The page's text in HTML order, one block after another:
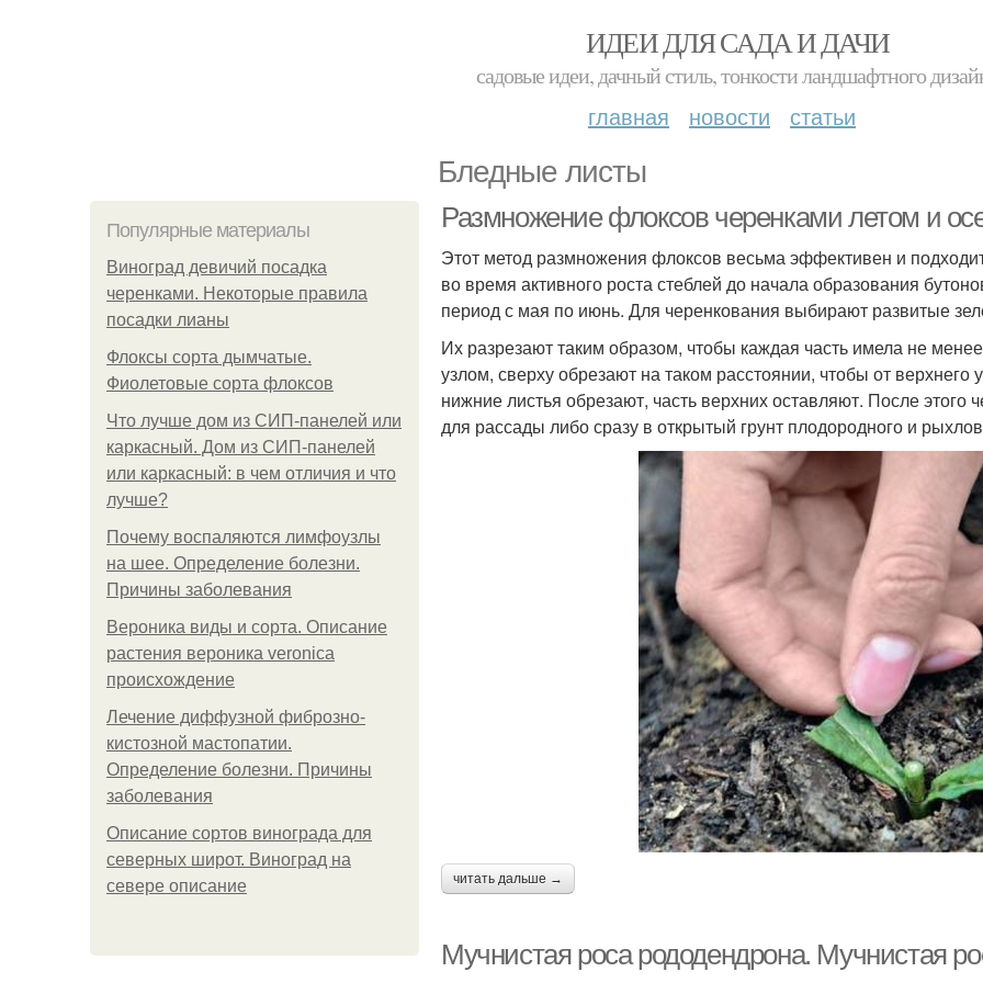
ИДЕИ ДЛЯ САДА И ДАЧИ
садовые идеи, дачный стиль, тонкости ландшафтного
главная новости статьи
Бледные листы
Популярные материалы
Виноград девичий посадка
черенками. Некоторые правила
посадки лианы
Флоксы сорта дымчатые.
Фиолетовые сорта флоксов
Что лучше дом из СИП-панелей или
каркасный. Дом из СИП-панелей
или каркасный: в чем отличия и что
лучше?
Почему воспаляются лимфоузлы
на шее. Определение болезни.
Причины заболевания
Вероника виды и сорта. Описание
растения вероника veronica
происхождение
Лечение диффузной фиброзно-
кистозной мастопатии.
Определение болезни. Причины
заболевания
Описание сортов винограда для
северных широт. Виноград на
севере описание
Размножение флоксов черенками летом и
Этот метод размножения флоксов весьма эффективен и
во время активного роста стеблей до начала образования
период с мая по июнь. Для черенкования выбирают развитые
Их разрезают таким образом, чтобы каждая часть имела не
узлом, сверху обрезают на таком расстоянии, чтобы от
нижние листья обрезают, часть верхних оставляют. После
для рассады либо сразу в открытый грунт плодородного и
читать дальше →
Мучнистая роса рододендрона. Мучнистая